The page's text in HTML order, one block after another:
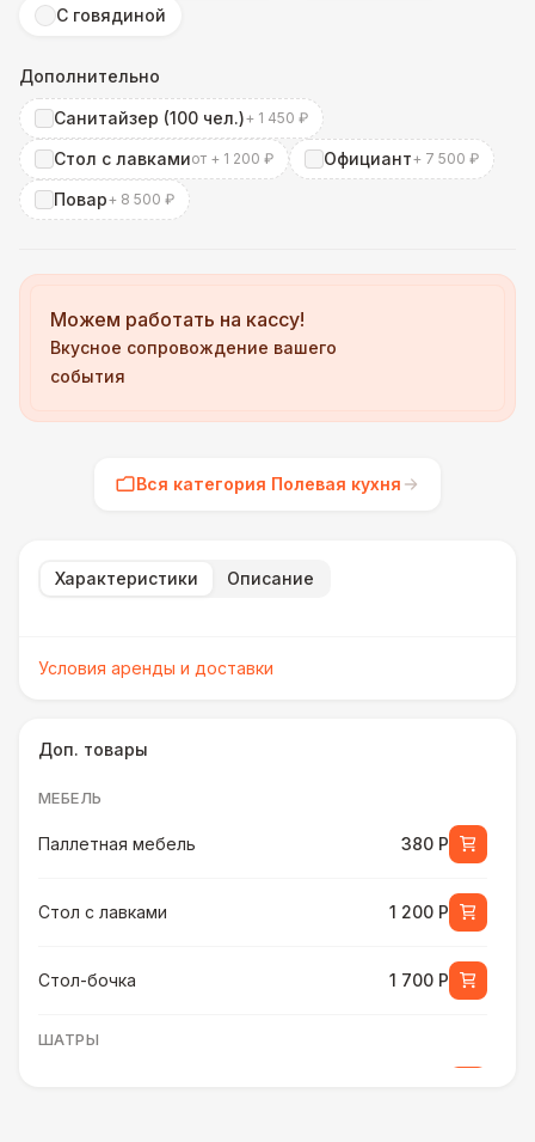
С говядиной
Дополнительно
Санитайзер (100 чел.)+ 1 450 ₽
Стол с лавкамиот + 1 200 ₽ Официант+ 7 500 ₽
Повар+ 8 500 ₽
Можем работать на кассу!
Вкусное сопровождение вашего
события
Вся категория Полевая кухня
Характеристики Описание
Условия аренды и доставки
Доп. товары
МЕБЕЛЬ
Паллетная мебель 380 Р
Стол с лавками 1 200 Р
Стол-бочка 1 700 Р
ШАТРЫ